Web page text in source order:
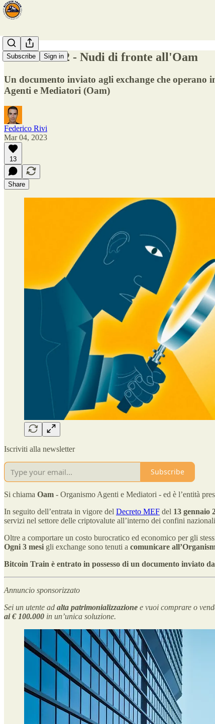
Subscribe Sign in
Fermata #82 - Nudi di fronte all'Oam
Un documento inviato agli exchange che
Agenti e Mediatori (Oam)
Federico Rivi
Mar 04, 2023
13
Share
Iscriviti alla newsletter
Subscribe
Si chiama Oam - Organismo Agenti e Mediatori - ed è l’entità
In seguito dell’entrata in vigore del Decreto MEF del 13 gennaio
servizi nel settore delle criptovalute all’interno dei confini
Oltre a comportare un costo burocratico ed economico per gli
Ogni 3 mesi gli exchange sono tenuti a comunicare
Bitcoin Train è entrato in possesso di un documento inviato
Annuncio sponsorizzato
Sei un utente ad alta patrimonializzazione e vuoi comprare o
ai € 100.000 in un’unica soluzione.